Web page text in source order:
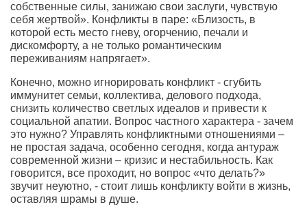
собственные силы, занижаю свои заслуги, чувствую
себя жертвой». Конфликты в паре: «Близость, в
которой есть место гневу, огорчению, печали и
дискомфорту, а не только романтическим
переживаниям напрягает».
Конечно, можно игнорировать конфликт - сгубить
иммунитет семьи, коллектива, делового подхода,
снизить количество светлых идеалов и привести к
социальной апатии. Вопрос частного характера - зачем
это нужно? Управлять конфликтными отношениями –
не простая задача, особенно сегодня, когда антураж
современной жизни – кризис и нестабильность. Как
говорится, все проходит, но вопрос «что делать?»
звучит неуютно, - стоит лишь конфликту войти в жизнь,
оставляя шрамы в душе.